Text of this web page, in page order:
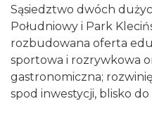
Sąsiedztwo dwóch
Południowy i Park
rozbudowana oferta
sportowa i rozrywkowa
gastronomiczna;
spod inwestycji, blisko